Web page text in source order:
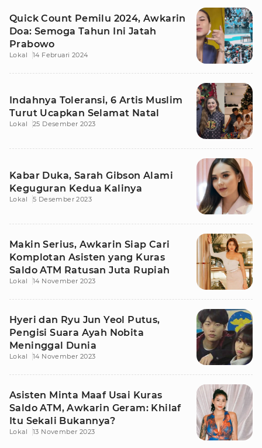
Quick Count Pemilu 2024, Awkarin
Doa: Semoga Tahun Ini Jatah
Prabowo
Lokal 14 Februari 2024
Indahnya Toleransi, 6 Artis Muslim
Turut Ucapkan Selamat Natal
Lokal 25 Desember 2023
Kabar Duka, Sarah Gibson Alami
Keguguran Kedua Kalinya
Lokal 5 Desember 2023
Makin Serius, Awkarin Siap Cari
Komplotan Asisten yang Kuras
Saldo ATM Ratusan Juta Rupiah
Lokal 14 November 2023
Hyeri dan Ryu Jun Yeol Putus,
Pengisi Suara Ayah Nobita
Meninggal Dunia
Lokal 14 November 2023
Asisten Minta Maaf Usai Kuras
Saldo ATM, Awkarin Geram: Khilaf
Itu Sekali Bukannya?
Lokal 13 November 2023